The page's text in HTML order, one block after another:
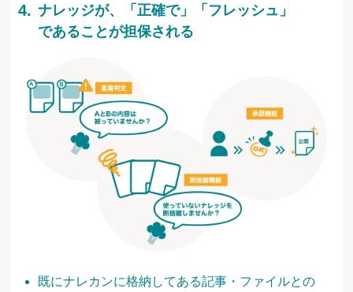
既にナレカンに格納してある記事・ファイルとの
ナレッジが、「正確で」「フレッシュ」
であることが担保される